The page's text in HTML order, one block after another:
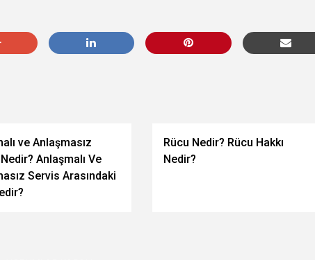
ve Anlaşmasız
Anlaşmalı Ve
Servis Arasındaki
Rücu Nedir? Rücu Hakkı
Nedir?